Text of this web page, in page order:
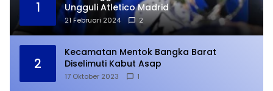
1
Ungguli Atletico Madrid
21 Februari 2024 2
2
Kecamatan Mentok Bangka Barat
Diselimuti Kabut Asap
17 Oktober 2023 1